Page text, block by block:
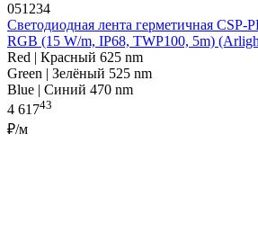
051234
Светодиодная лента герметичная CSP-
RGB (15 W/m, IP68, TWP100, 5m)
Red | Красный 625 nm
Green | Зелёный 525 nm
Blue | Синий 470 nm
4 61743
₽/м